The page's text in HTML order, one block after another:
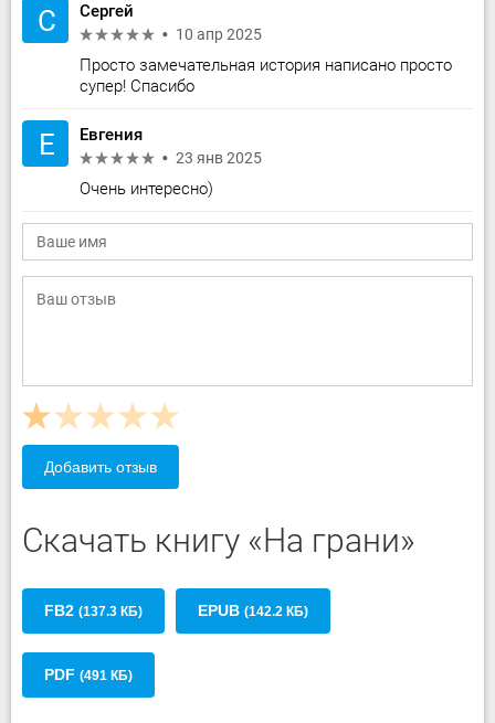
С Сергей
10 апр 2025
Просто замечательная история написано просто
супер! Спасибо
Е Евгения
23 янв 2025
Очень интересно)
Добавить отзыв
Скачать книгу «На грани»
FB2 (137.3 КБ) EPUB (142.2 КБ)
PDF (491 КБ)